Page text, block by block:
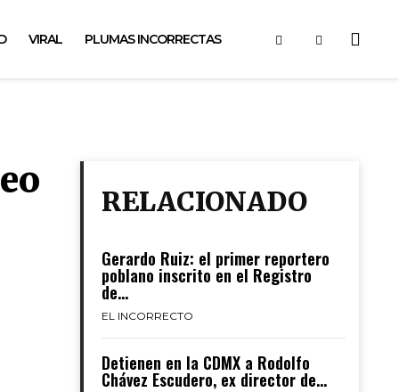
VIRAL PLUMAS INCORRECTAS
RELACIONADO
Gerardo Ruiz: el primer reportero
poblano inscrito en el Registro
de...
EL INCORRECTO
Detienen en la CDMX a Rodolfo
Chávez Escudero, ex director de...